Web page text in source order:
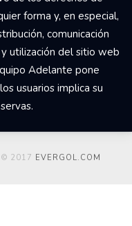
forma y, en especial,
comunicación
utilización del sitio web
Adelante pone
usuarios implica su
© 2017 EVERGOL.COM